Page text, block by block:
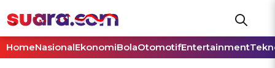
HomeNasionalEkonomiBolaOtomotifEntertainment